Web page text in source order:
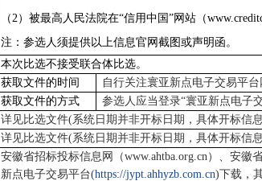
（2）被最高人民法院在“信用中国”网站（
注：参选人须提供以上信息官网截图或声明函。
本次比选不接受联合体比选。
获取文件的时间 自行关注寰亚新点电子交易平台
获取文件的方式
参选人应当登录“寰亚新点电子
详见比选文件(系统日期并非开标日期，具体开标信
详见比选文件(系统日期并非开标日期，具体开标信
安徽省招标投标信息网（www.ahtba.org.cn）、安徽
新点电子交易平台(https://jypt.ahhyzb.com.cn)下载，